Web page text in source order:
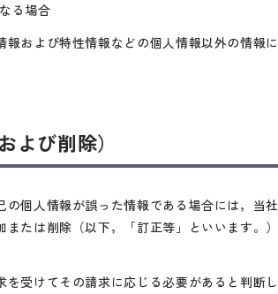
る場合
および特性情報などの個人情報以外の情報
よび削除）
個人情報が誤った情報である場合には，当
たは削除（以下，「訂正等」といいます。
受けてその請求に応じる必要があると判断